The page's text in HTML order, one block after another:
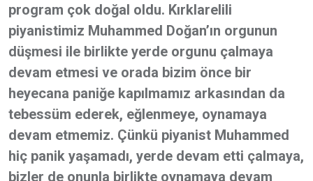
program çok doğal oldu. Kırklarelili
piyanistimiz Muhammed Doğan’ın orgunun
düşmesi ile birlikte yerde orgunu çalmaya
devam etmesi ve orada bizim önce bir
heyecana paniğe kapılmamız arkasından da
tebessüm ederek, eğlenmeye, oynamaya
devam etmemiz. Çünkü piyanist Muhammed
hiç panik yaşamadı, yerde devam etti çalmaya,
bizler de onunla birlikte oynamaya devam